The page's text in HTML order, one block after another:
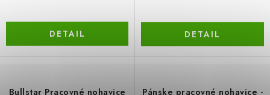
DETAIL DETAIL
Bullstar Pracovné nohavice Pánske pracovné nohavice -